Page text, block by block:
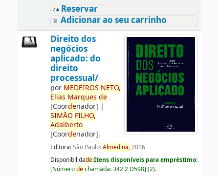
Reservar
Adicionar ao seu carrinho
Direito dos
negócios
aplicado: do
direito
processual/
por MEDEIROS NETO,
Elias Marques de
[Coordenador] |
SIMÃO FILHO,
Adalberto
[Coordenador].
Editora:São Paulo:Almedina,2016
Disponibilidade:Itens disponíveis para empréstimo:
[Númerodechamada:342.2 D598] (2).